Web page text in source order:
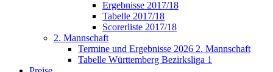
Ergebnisse 2017/18
Tabelle 2017/18
Scorerliste 2017/18
2. Mannschaft
Termine und Ergebnisse 2026 2. Mannschaft
Tabelle Württemberg Bezirksliga 1